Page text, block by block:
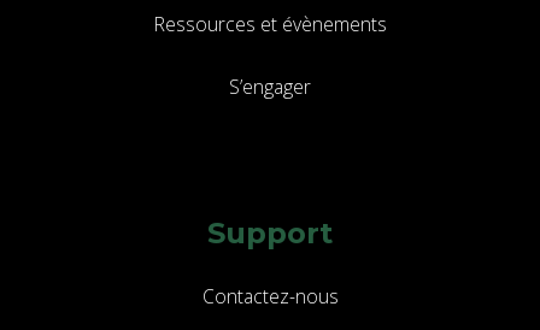
Ressources et évènements
S’engager
Support
Contactez-nous